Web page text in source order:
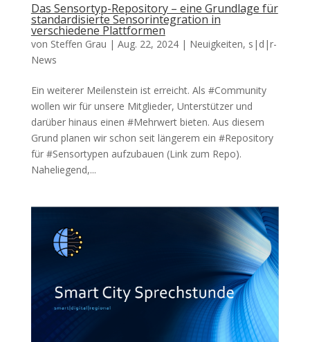
Das Sensortyp-Repository – eine Grundlage für
standardisierte Sensorintegration in
verschiedene Plattformen
von Steffen Grau | Aug. 22, 2024| Neuigkeiten, s|d|r-
News
Ein weiterer Meilenstein ist erreicht. Als #Community
wollen wir für unsere Mitglieder, Unterstützer und
darüber hinaus einen #Mehrwert bieten. Aus diesem
Grund planen wir schon seit längerem ein #Repository
für #Sensortypen aufzubauen (Link zum Repo).
Naheliegend,...